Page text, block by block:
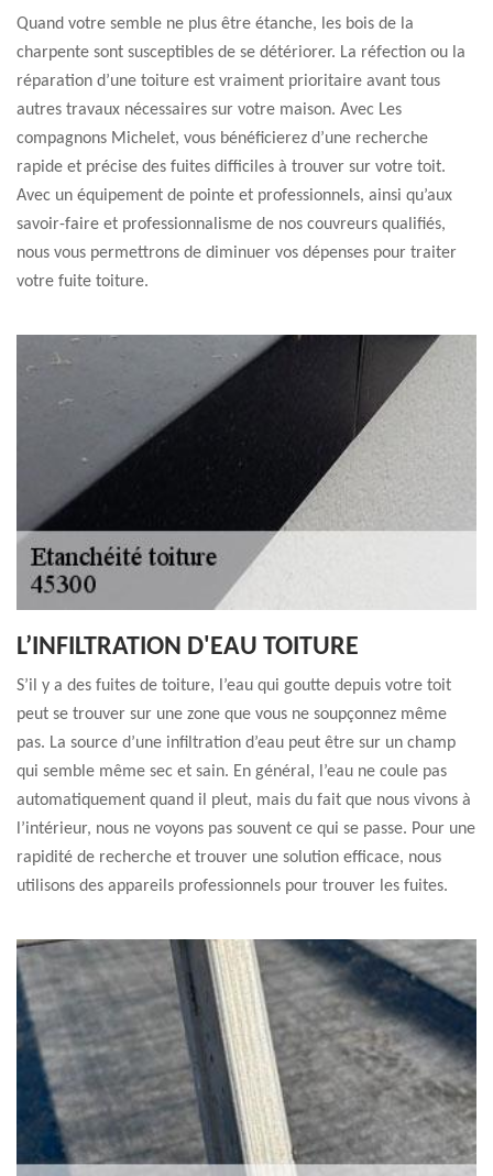
Quand votre semble ne plus être étanche, les bois de la
charpente sont susceptibles de se détériorer. La réfection ou la
réparation d’une toiture est vraiment prioritaire avant tous
autres travaux nécessaires sur votre maison. Avec Les
compagnons Michelet, vous bénéficierez d’une recherche
rapide et précise des fuites difficiles à trouver sur votre toit.
Avec un équipement de pointe et professionnels, ainsi qu’aux
savoir-faire et professionnalisme de nos couvreurs qualifiés,
nous vous permettrons de diminuer vos dépenses pour traiter
votre fuite toiture.
L’INFILTRATION D'EAU TOITURE
S’il y a des fuites de toiture, l’eau qui goutte depuis votre toit
peut se trouver sur une zone que vous ne soupçonnez même
pas. La source d’une infiltration d’eau peut être sur un champ
qui semble même sec et sain. En général, l’eau ne coule pas
automatiquement quand il pleut, mais du fait que nous vivons à
l’intérieur, nous ne voyons pas souvent ce qui se passe. Pour une
rapidité de recherche et trouver une solution efficace, nous
utilisons des appareils professionnels pour trouver les fuites.